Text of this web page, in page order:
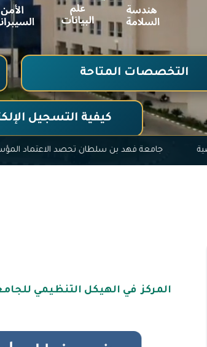
التخصصات المتاحة
كيفية التسجيل
للخصوصية جامعة فهد بن سلطان تحصد
المركز في الهيكل التنظيمي